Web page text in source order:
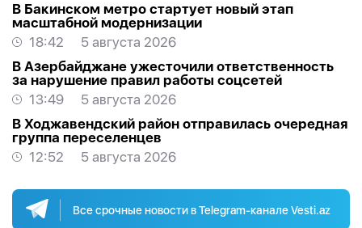
В Бакинском метро стартует новый этап
масштабной модернизации
18:42
5 августа 2026
В Азербайджане ужесточили ответственность
за нарушение правил работы соцсетей
13:49
5 августа 2026
В Ходжавендский район отправилась очередная
группа переселенцев
12:52
5 августа 2026
Все срочные новости в Telegram-канале Vesti.az